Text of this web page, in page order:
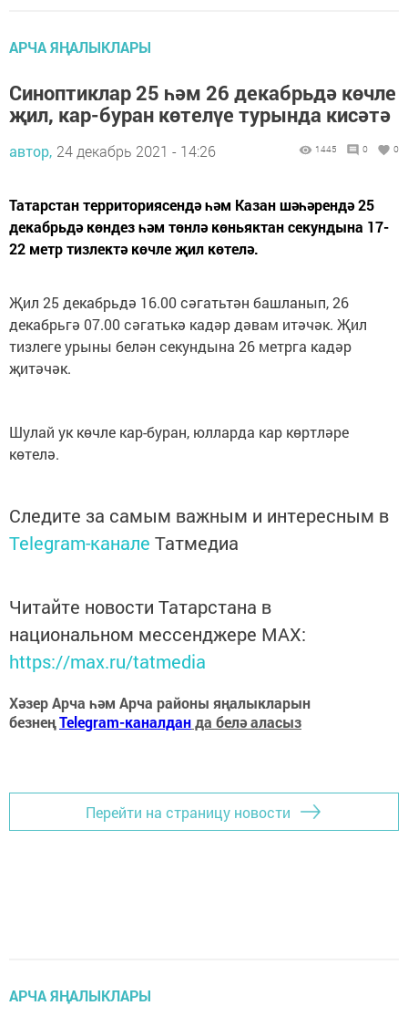
АРЧА ЯҢАЛЫКЛАРЫ
Синоптиклар 25 һәм 26 декабрьдә көчле
җил, кар-буран көтелүе турында кисәтә
автор, 24 декабрь 2021 - 14:26 1445 0 0
Татарстан территориясендә һәм Казан шәһәрендә 25
декабрьдә көндез һәм төнлә көньяктан секундына 17-
22 метр тизлектә көчле җил көтелә.
Җил 25 декабрьдә 16.00 сәгатьтән башланып, 26
декабрьгә 07.00 сәгатькә кадәр дәвам итәчәк. Җил
тизлеге урыны белән секундына 26 метрга кадәр
җитәчәк.
Шулай ук көчле кар-буран, юлларда кар көртләре
көтелә.
Следите за самым важным и интересным в
Telegram-канале Татмедиа
Читайте новости Татарстана в
национальном мессенджере MАХ:
https://max.ru/tatmedia
Хәзер Арча һәм Арча районы яңалыкларын
безнеңTelegram-каналданда белә аласыз
Перейти на страницу новости
АРЧА ЯҢАЛЫКЛАРЫ